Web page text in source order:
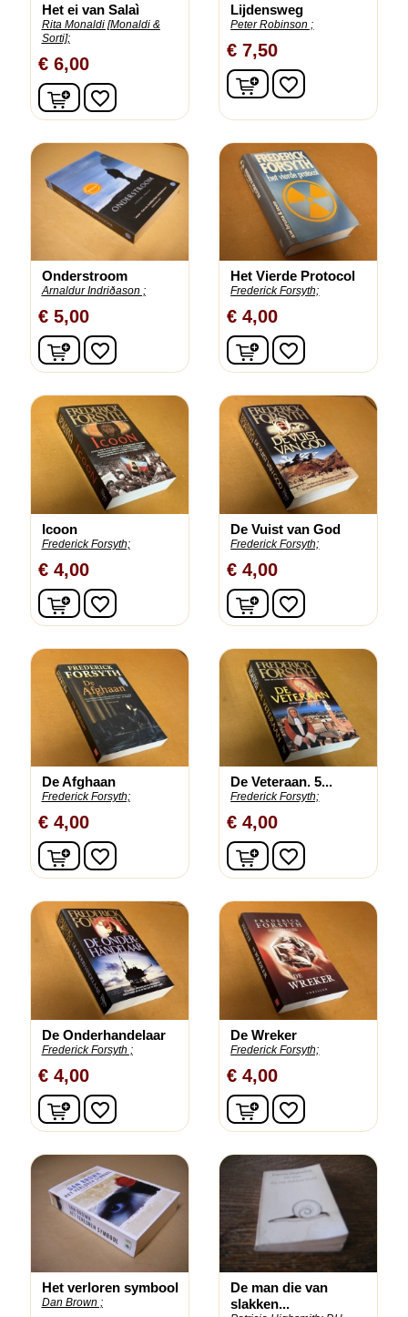
Het ei van Salaì
Rita Monaldi [Monaldi &
Sorti];
€ 6,00
In winkelwagen
favorite_border
Lijdensweg
Peter Robinson ;
€ 7,50
In winkelwagen
favorite_border
Onderstroom
Arnaldur Indriðason ;
€ 5,00
In winkelwagen
favorite_border
Het Vierde Protocol
Frederick Forsyth;
€ 4,00
In winkelwagen
favorite_border
Icoon
Frederick Forsyth;
€ 4,00
In winkelwagen
favorite_border
De Vuist van God
Frederick Forsyth;
€ 4,00
In winkelwagen
favorite_border
De Afghaan
Frederick Forsyth;
€ 4,00
In winkelwagen
favorite_border
De Veteraan. 5...
Frederick Forsyth;
€ 4,00
In winkelwagen
favorite_border
De Onderhandelaar
Frederick Forsyth ;
€ 4,00
In winkelwagen
favorite_border
De Wreker
Frederick Forsyth;
€ 4,00
In winkelwagen
favorite_border
Het verloren symbool
Dan Brown ;
De man die van
slakken...